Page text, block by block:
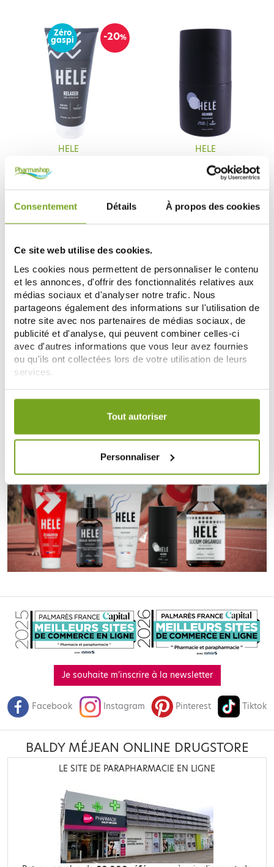
Consentement Détails À propos des cookies
Ce site web utilise des cookies.
Les cookies nous permettent de personnaliser le contenu
et les annonces, d'offrir des fonctionnalités relatives aux
médias sociaux et d'analyser notre trafic. Nous
partageons également des informations sur l'utilisation de
notre site avec nos partenaires de médias sociaux, de
publicité et d'analyse, qui peuvent combiner celles-ci
avec d'autres informations que vous leur avez fournies
ou qu'ils ont collectées lors de votre utilisation de leurs
services.
Votre choix de consentement est conservé pendant une
Tout autoriser
Personnaliser
-20%
Zéro
gaspi
HELE
ADD TO CART
HELE
ROLL'ON 50ML
8,15 €
NOTIFY ME
HELE LIBERER DEODORANT
8,15 € 10,76 €
Je souhaite m'inscrire à la newsletter
Facebook Instagram Pinterest Tiktok
BALDY MÉJEAN ONLINE DRUGSTORE
LE SITE DE PARAPHARMACIE EN LIGNE